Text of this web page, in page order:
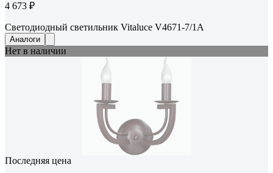
4 673 ₽
Светодиодный светильник Vitaluce V4671-7/1A
Аналоги
Нет в наличии
Последняя цена